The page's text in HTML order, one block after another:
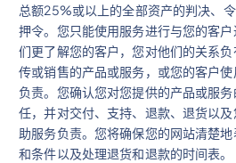
总额25%或以上的全部资产的判决、
押令。您只能使用服务进行与您的客
们更了解您的客户，您对他们的关系
传或销售的产品或服务，或您的客户
负责。您确认您对您提供的产品或服
任，并对交付、支持、退款、退货以
助服务负责。您将确保您的网站清楚
和条件以及处理退货和退款的时间表。